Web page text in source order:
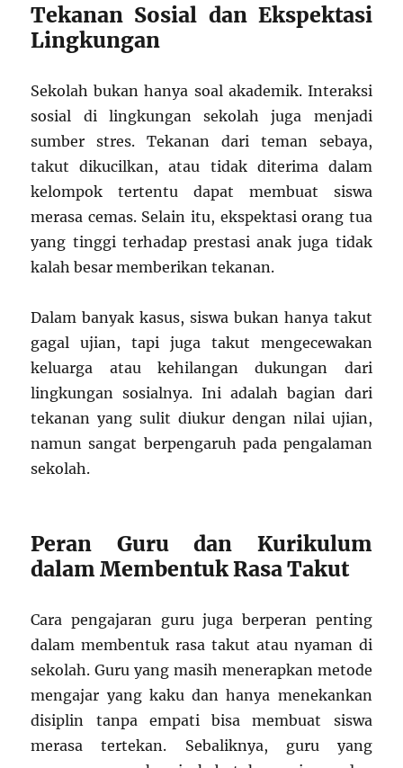
Tekanan Sosial dan Ekspektasi
Lingkungan
Sekolah bukan hanya soal akademik. Interaksi
sosial di lingkungan sekolah juga menjadi
sumber stres. Tekanan dari teman sebaya,
takut dikucilkan, atau tidak diterima dalam
kelompok tertentu dapat membuat siswa
merasa cemas. Selain itu, ekspektasi orang tua
yang tinggi terhadap prestasi anak juga tidak
kalah besar memberikan tekanan.
Dalam banyak kasus, siswa bukan hanya takut
gagal ujian, tapi juga takut mengecewakan
keluarga atau kehilangan dukungan dari
lingkungan sosialnya. Ini adalah bagian dari
tekanan yang sulit diukur dengan nilai ujian,
namun sangat berpengaruh pada pengalaman
sekolah.
Peran Guru dan Kurikulum
dalam Membentuk Rasa Takut
Cara pengajaran guru juga berperan penting
dalam membentuk rasa takut atau nyaman di
sekolah. Guru yang masih menerapkan metode
mengajar yang kaku dan hanya menekankan
disiplin tanpa empati bisa membuat siswa
merasa tertekan. Sebaliknya, guru yang